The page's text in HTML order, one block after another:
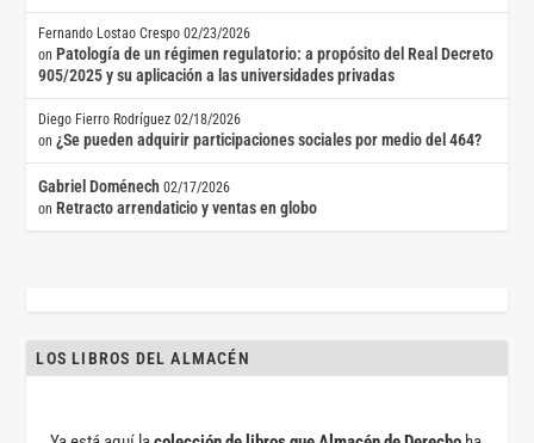
Fernando Lostao Crespo 02/23/2026
on Patología de un régimen regulatorio: a propósito del Real Decreto
905/2025 y su aplicación a las universidades privadas
Diego Fierro Rodríguez 02/18/2026
on¿Se pueden adquirir participaciones sociales por medio del 464?
Gabriel Doménech 02/17/2026
on Retracto arrendaticio y ventas en globo
LOS LIBROS DEL ALMACÉN